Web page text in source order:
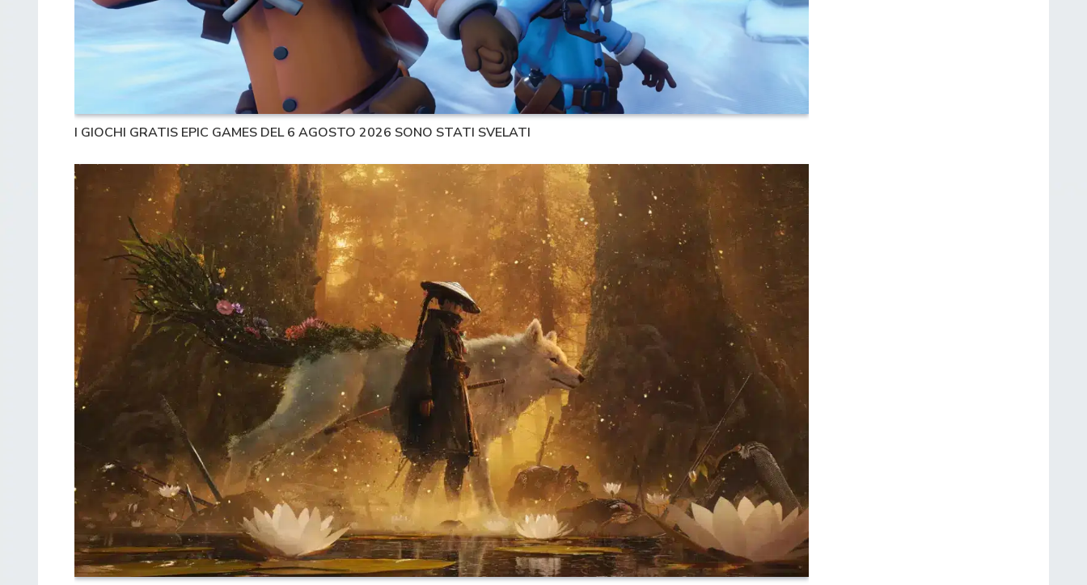
I GIOCHI GRATIS EPIC GAMES DEL 6 AGOSTO 2026 SONO STATI SVELATI